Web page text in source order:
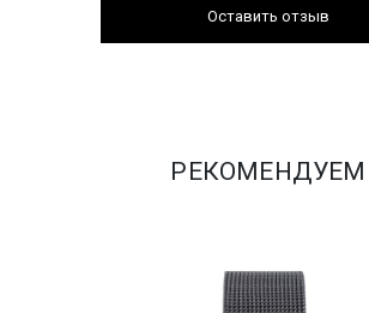
Оставить отзыв
РЕКОМЕНДУЕМ